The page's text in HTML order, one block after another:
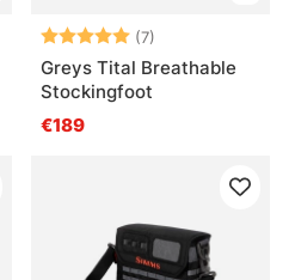
Bewertung:(7)
Greys Tital Breathable
Stockingfoot
€189